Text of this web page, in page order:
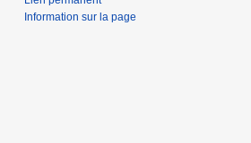
Information sur la page